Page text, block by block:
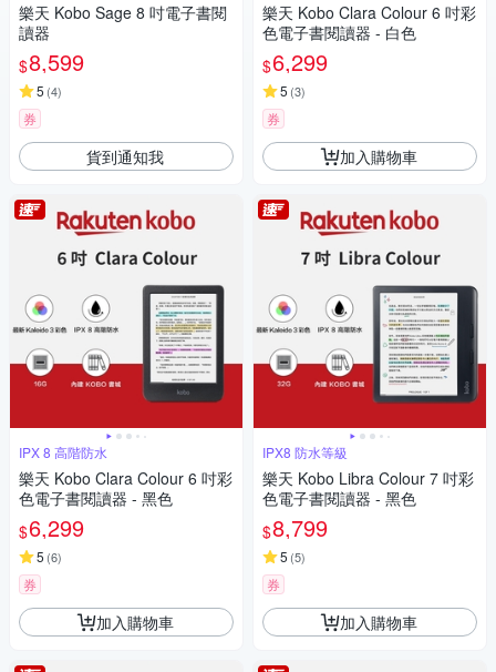
樂天 Kobo Sage 8 吋電子書閱
讀器
$8,599
5 (4)
券
貨到通知我
IPX 8 高階防水
樂天 Kobo Clara Colour 6 吋彩
色電子書閱讀器 - 黑色
$6,299
5 (6)
券
加入購物車
樂天 Kobo Clara Colour 6 吋彩
色電子書閱讀器 - 白色
$6,299
5 (3)
券
加入購物車
IPX8 防水等級
樂天 Kobo Libra Colour 7 吋彩
色電子書閱讀器 - 黑色
$8,799
5 (5)
券
加入購物車